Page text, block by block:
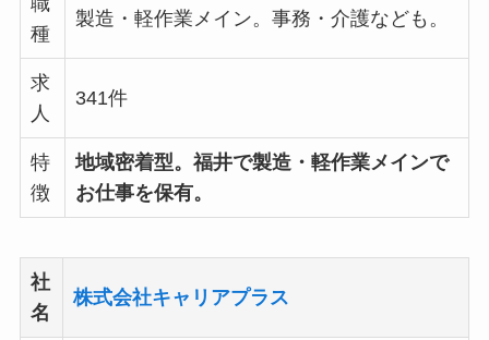
種
製造・軽作業メイン。事務・介護なども。
求
人
341件
特
徴
地域密着型。福井で製造・軽作業メインで
お仕事を保有。
社
名
株式会社キャリアプラス